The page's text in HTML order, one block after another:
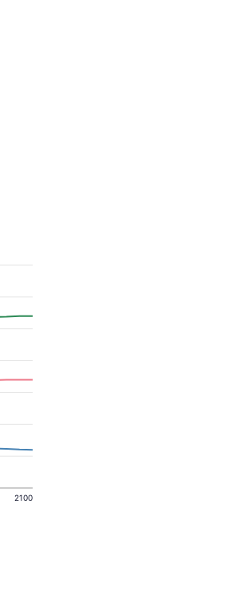
2100